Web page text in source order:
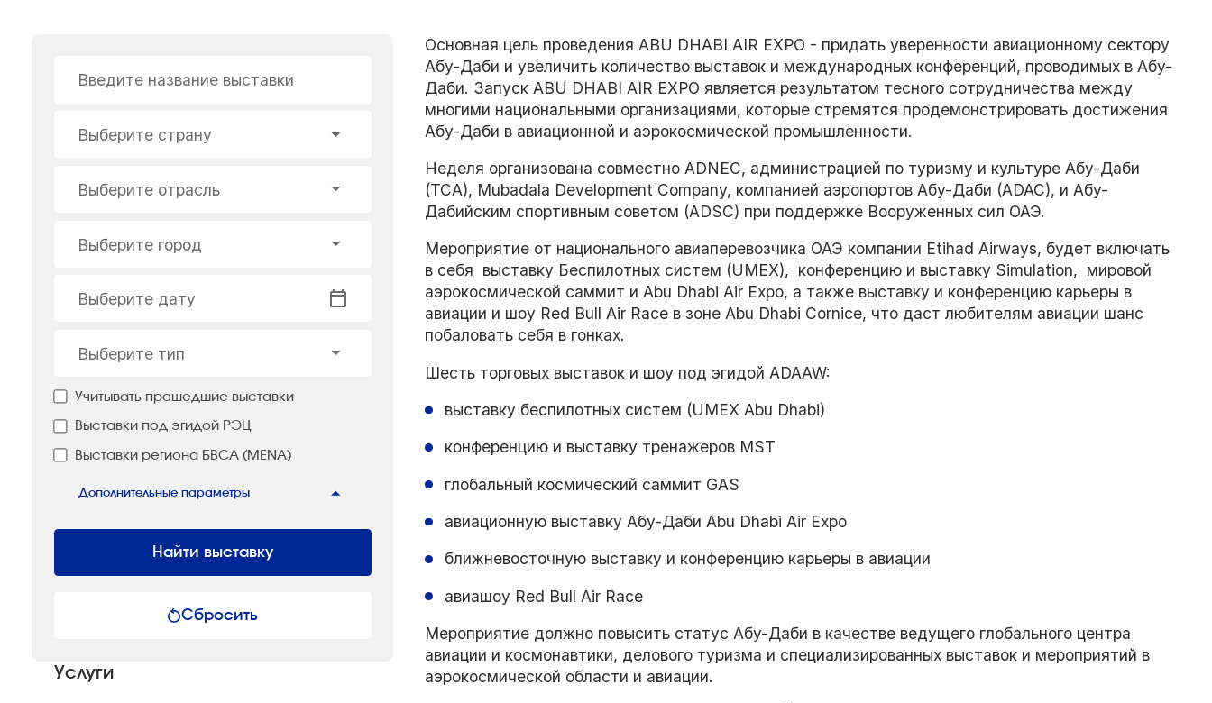
Введите название выставки
Выберите страну
Выберите отрасль
Выберите город
Выберите дату
Выберите тип
Учитывать прошедшие выставки
Выставки под эгидой РЭЦ
Выставки региона БВСА (MENA)
Дополнительные параметры
Найти выставку
Сбросить
Услуги
Основная цель проведения ABU DHABI AIR EXPO - придать уверенности авиационному сектору
Абу-Даби и увеличить количество выставок и международных конференций, проводимых в Абу-
Даби. Запуск ABU DHABI AIR EXPO является результатом тесного сотрудничества между
многими национальными организациями, которые стремятся продемонстрировать достижения
Абу-Даби в авиационной и аэрокосмической промышленности.
Неделя организована совместно ADNEC, администрацией по туризму и культуре Абу-Даби
(ТСА), Mubadala Development Company, компанией аэропортов Абу-Даби (ADAC), и Абу-
Дабийским спортивным советом (ADSC) при поддержке Вооруженных сил ОАЭ.
Мероприятие от национального авиаперевозчика ОАЭ компании Etihad Airways, будет включать
в себя выставку Беспилотных систем (UMEX), конференцию и выставку Simulation, мировой
аэрокосмической саммит и Abu Dhabi Air Expo, а также выставку и конференцию карьеры в
авиации и шоу Red Bull Air Race в зоне Abu Dhabi Cornice, что даст любителям авиации шанс
побаловать себя в гонках.
Шесть торговых выставок и шоу под эгидой ADAAW:
выставку беспилотных систем (UMEX Abu Dhabi)
конференцию и выставку тренажеров MST
глобальный космический саммит GAS
авиационную выставку Абу-Даби Abu Dhabi Air Expo
ближневосточную выставку и конференцию карьеры в авиации
авиашоу Red Bull Air Race
Мероприятие должно повысить статус Абу-Даби в качестве ведущего глобального центра
авиации и космонавтики, делового туризма и специализированных выставок и мероприятий в
аэрокосмической области и авиации.